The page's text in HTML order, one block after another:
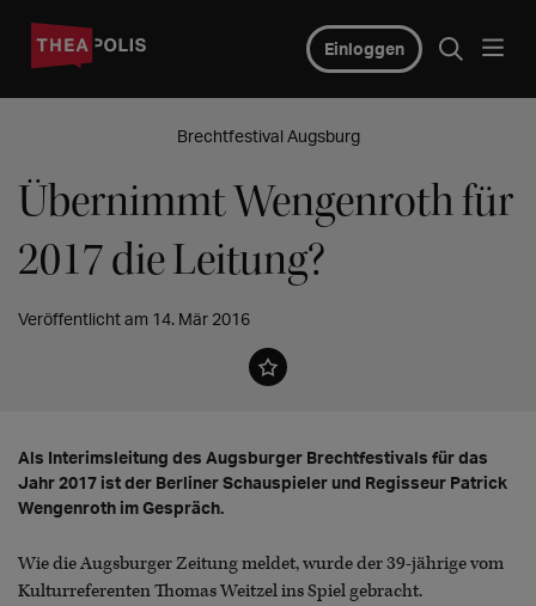
Einloggen
Brechtfestival Augsburg
Übernimmt Wengenroth für
2017 die Leitung?
Veröffentlicht am 14. Mär 2016
Als Interimsleitung des Augsburger Brechtfestivals für das
Jahr 2017 ist der Berliner Schauspieler und Regisseur Patrick
Wengenroth im Gespräch.
Wie die Augsburger Zeitung meldet, wurde der 39-jährige vom
Kulturreferenten Thomas Weitzel ins Spiel gebracht.